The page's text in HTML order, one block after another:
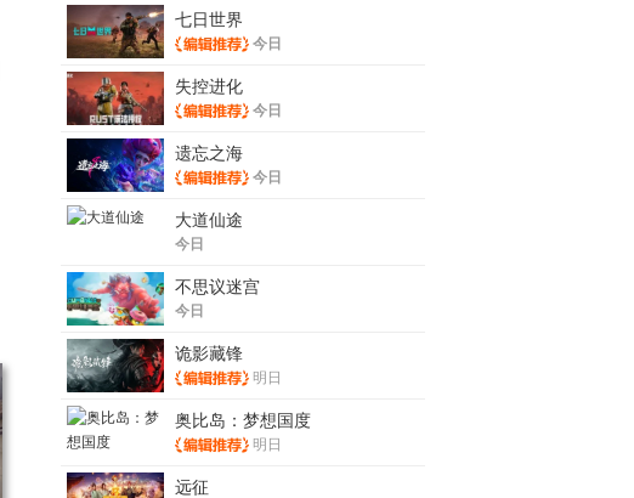
七日世界
今日
失控进化
今日
遗忘之海
今日
大道仙途
今日
不思议迷宫
今日
诡影藏锋
明日
奥比岛：梦想国度
明日
远征